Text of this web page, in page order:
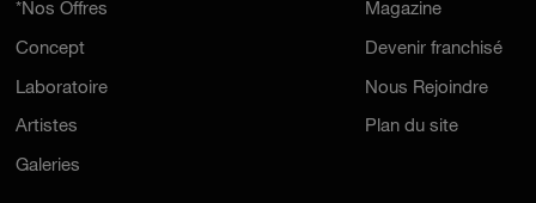
*Nos Offres
Concept
Laboratoire
Artistes
Galeries
Magazine
Devenir franchisé
Nous Rejoindre
Plan du site